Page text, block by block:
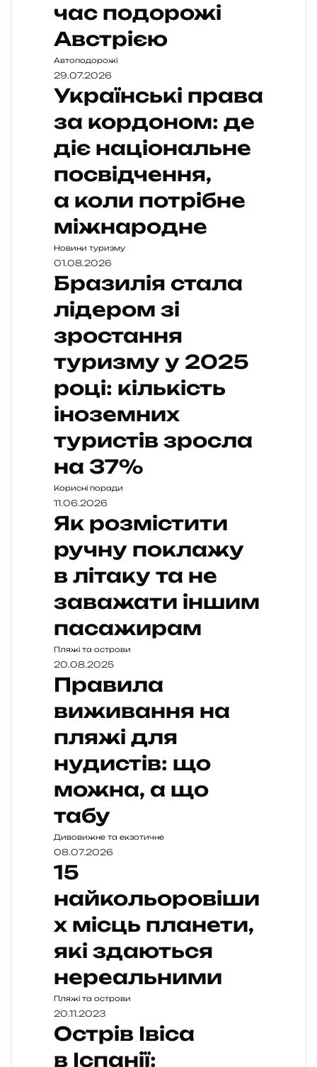
час подорожі
Австрією
Автоподорожі
29.07.2026
Українські права
за кордоном: де
діє національне
посвідчення,
а коли потрібне
міжнародне
Новини туризму
01.08.2026
Бразилія стала
лідером зі
зростання
туризму у 2025
році: кількість
іноземних
туристів зросла
на 37%
Корисні поради
11.06.2026
Як розмістити
ручну поклажу
в літаку та не
заважати іншим
пасажирам
Пляжі та острови
20.08.2025
Правила
виживання на
пляжі для
нудистів: що
можна, а що
табу
Дивовижне та екзотичне
08.07.2026
15
найкольоровіши
х місць планети,
які здаються
нереальними
Пляжі та острови
20.11.2023
Острів Івіса
в Іспанії: